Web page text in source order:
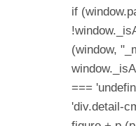
if
(window,
===
'div.detail-